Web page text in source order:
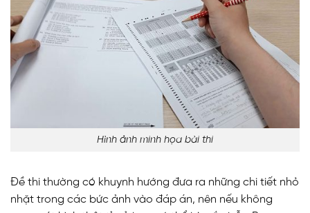
Hình ảnh minh họa bài thi
Đề thi thường có khuynh hướng đưa ra những chi tiết nhỏ
nhặt trong các bức ảnh vào đáp án, nên nếu không